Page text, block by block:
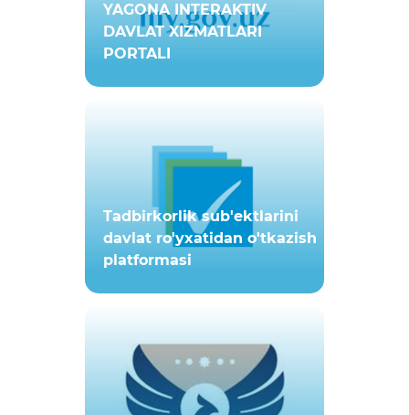
YAGONA INTERAKTIV
DAVLAT XIZMATLARI
PORTALI
Tadbirkorlik sub'ektlarini
davlat ro'yxatidan o'tkazish
platformasi